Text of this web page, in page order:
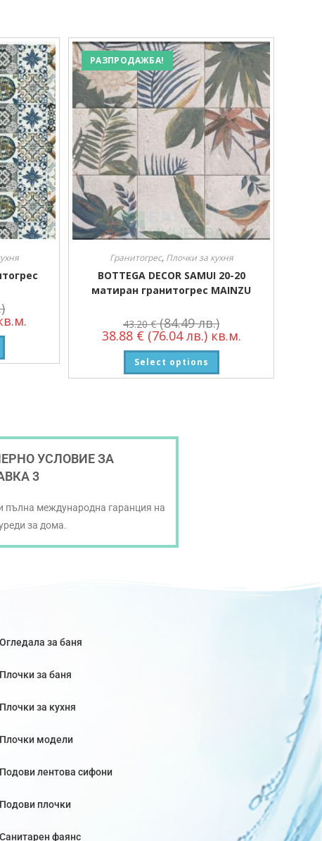
РАЗПРОДАЖБА!
Гранитогрес, Плочки за кухня
BOTTEGA DECOR SAMUI 20-20
матиран гранитогрес MAINZU
43.20€ (84.49 лв.)
38.88 € (76.04 лв.)кв.м.
Select options
УСЛОВИЕ ЗА
3
пълна международна гаранция на
за дома.
Огледала за баня
Плочки за баня
Плочки за кухня
Плочки модели
Подови лентова сифони
Подови плочки
Санитарен фаянс